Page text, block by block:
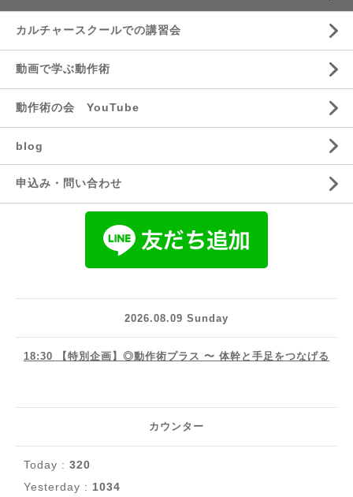
カルチャースクールでの講習会
動画で学ぶ動作術
動作術の会 YouTube
blog
申込み・問い合わせ
2026.08.09 Sunday
18:30 【特別企画】◎動作術プラス 〜 体幹と手足をつなげる
カウンター
Today : 320
Yesterday : 1034